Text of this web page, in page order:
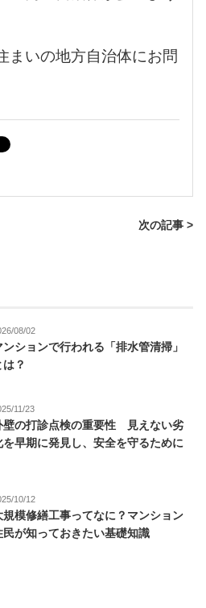
まいの地方自治体にお問
次の記事 >
08/02
ンションで行われる「排水管清掃」
は？
11/23
壁の打診点検の重要性 見えない劣
を早期に発見し、安全を守るために
10/12
規模修繕工事ってなに？マンション
民が知っておきたい基礎知識